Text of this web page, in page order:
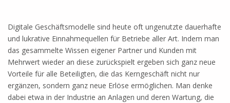
Digitale Geschäftsmodelle sind heute oft ungenutzte dauerhafte
und lukrative Einnahmequellen für Betriebe aller Art. Indem man
das gesammelte Wissen eigener Partner und Kunden mit
Mehrwert wieder an diese zurückspielt ergeben sich ganz neue
Vorteile für alle Beteiligten, die das Kerngeschäft nicht nur
ergänzen, sondern ganz neue Erlöse ermöglichen. Man denke
dabei etwa in der Industrie an Anlagen und deren Wartung, die